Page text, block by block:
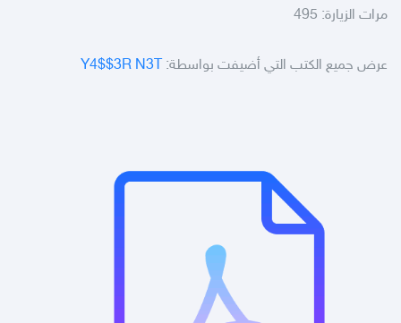
مرات الزيارة: 495
عرض جميع الكتب التي أضيفت بواسطة: Y4$$3R N3T